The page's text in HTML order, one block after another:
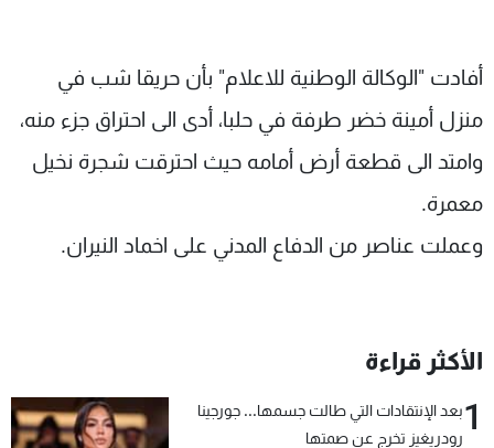
أفادت "الوكالة الوطنية للاعلام" بأن حريقا شب في
منزل أمينة خضر طرفة في حلبا، أدى الى احتراق جزء منه،
وامتد الى قطعة أرض أمامه حيث احترقت شجرة نخيل
معمرة.
وعملت عناصر من الدفاع المدني على اخماد النيران.
الأكثر قراءة
1بعد الإنتقادات التي طالت جسمها... جورجينا
رودريغيز تخرج عن صمتها
عن MTV
لاعلاناتكم
وظائف
شروط الإسـتخدام